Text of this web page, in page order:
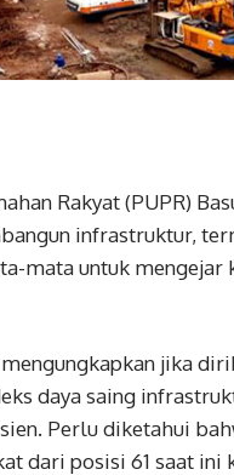
Rakyat (PUPR)
infrastruktur,
mata untuk mengejar
jika
daya saing
Perlu diketahui
dari posisi 61 saat ini